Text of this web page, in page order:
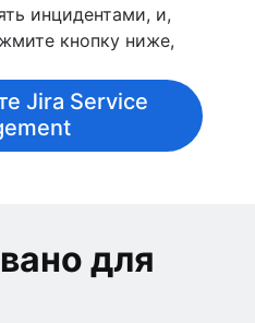
инцидентами, и,
кнопку ниже,
Jira Service
для